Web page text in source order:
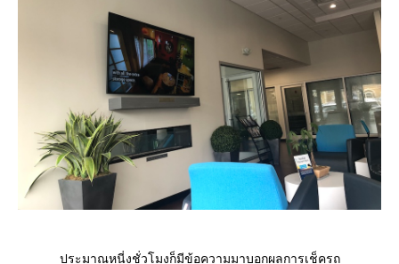
ประมาณหนี่งชั่วโมงก็มีข้อความมาบอกผลการเช็ครถ